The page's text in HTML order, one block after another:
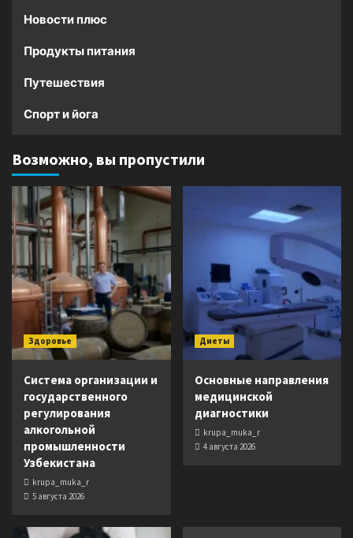
Новости плюс
Продукты питания
Путешествия
Спорт и йога
Возможно, вы пропустили
Здоровье
Система организации и
государственного
регулирования
алкогольной
промышленности
Узбекистана
krupa_muka_r
5 августа 2026
Диеты
Основные направления
медицинской
диагностики
krupa_muka_r
4 августа 2026